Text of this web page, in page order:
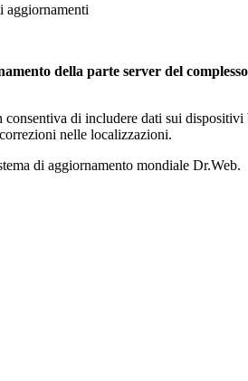
aggiornamenti
della parte server del
consentiva di includere dati sui
nelle localizzazioni.
di aggiornamento mondiale Dr.Web.